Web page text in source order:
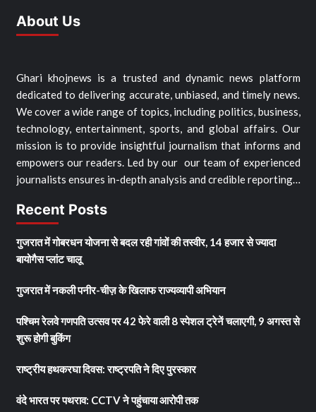
About Us
Ghari khojnews is a trusted and dynamic news platform
dedicated to delivering accurate, unbiased, and timely news.
We cover a wide range of topics, including politics, business,
technology, entertainment, sports, and global affairs. Our
mission is to provide insightful journalism that informs and
empowers our readers. Led by our our team of experienced
journalists ensures in-depth analysis and credible reporting…
Recent Posts
गुजरात में गोबरधन योजना से बदल रही गांवों की तस्वीर, 14 हजार से ज्यादा
बायोगैस प्लांट चालू
गुजरात में नकली पनीर-चीज़ के खिलाफ राज्यव्यापी अभियान
पश्चिम रेलवे गणपति उत्सव पर 42 फेरे वाली 8 स्पेशल ट्रेनें चलाएगी, 9 अगस्त से
शुरू होगी बुकिंग
राष्ट्रीय हथकरघा दिवस: राष्ट्रपति ने दिए पुरस्कार
वंदे भारत पर पथराव: CCTV ने पहुंचाया आरोपी तक